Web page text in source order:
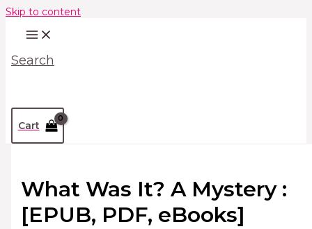
Skip to content
Search
Cart
What Was It? A Mystery :
[EPUB, PDF, eBooks]